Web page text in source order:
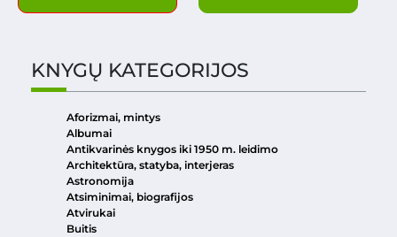
KNYGŲ KATEGORIJOS
Aforizmai, mintys
Albumai
Antikvarinės knygos iki 1950 m. leidimo
Architektūra, statyba, interjeras
Astronomija
Atsiminimai, biografijos
Atvirukai
Buitis